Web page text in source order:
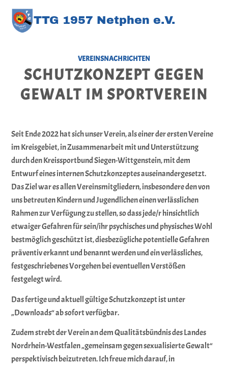
TTG 1957 Netphen e.V.
VEREINSNACHRICHTEN
SCHUTZKONZEPT GEGEN
GEWALT IM SPORTVEREIN
Seit Ende 2022 hat sich unser Verein, als einer der ersten Vereine
im Kreisgebiet, in Zusammenarbeit mit und Unterstützung
durch den Kreissportbund Siegen-Wittgenstein, mit dem
Entwurf eines internen Schutzkonzeptes auseinandergesetzt.
Das Ziel war es allen Vereinsmitgliedern, insbesondere den von
uns betreuten Kindern und Jugendlichen einen verlässlichen
Rahmen zur Verfügung zu stellen, so dass jede/r hinsichtlich
etwaiger Gefahren für sein/ihr psychisches und physisches Wohl
bestmöglich geschützt ist, diesbezügliche potentielle Gefahren
präventiv erkannt und benannt werden und ein verlässliches,
festgeschriebenes Vorgehen bei eventuellen Verstößen
festgelegt wird.
Das fertige und aktuell gültige Schutzkonzept ist unter
„Downloads“ ab sofort verfügbar.
Zudem strebt der Verein an dem Qualitätsbündnis des Landes
Nordrhein-Westfalen „gemeinsam gegen sexualisierte Gewalt“
perspektivisch beizutreten. Ich freue mich darauf, in